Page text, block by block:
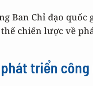
Ban Chỉ đạo quốc
chiến lược về
triển công